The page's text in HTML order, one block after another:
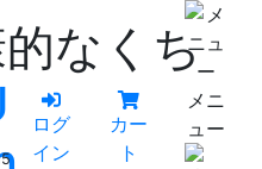
ログ
イン
カー
ト
メニ
ュー
なくち